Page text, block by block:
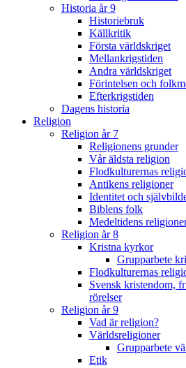
Historia år 9
Historiebruk
Källkritik
Första världskriget
Mellankrigstiden
Andra världskriget
Förintelsen och
Efterkrigstiden
Dagens historia
Religion
Religion år 7
Religionens grunder
Vår äldsta religion
Flodkulturernas
Antikens religioner
Identitet och
Biblens folk
Medeltidens
Religion år 8
Kristna kyrkor
Grupparbete
Flodkulturernas
Svensk kristendom,
rörelser
Religion år 9
Vad är religion?
Världsreligioner
Grupparbete
Etik